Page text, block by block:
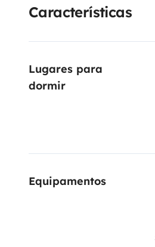
Características
Lugares para
dormir
Equipamentos